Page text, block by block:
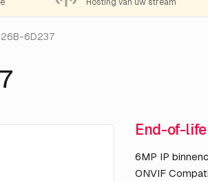
6D237
End-of-
6MP IP
ONVIF